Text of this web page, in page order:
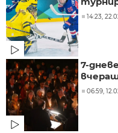
14:23,
7-
06:59,